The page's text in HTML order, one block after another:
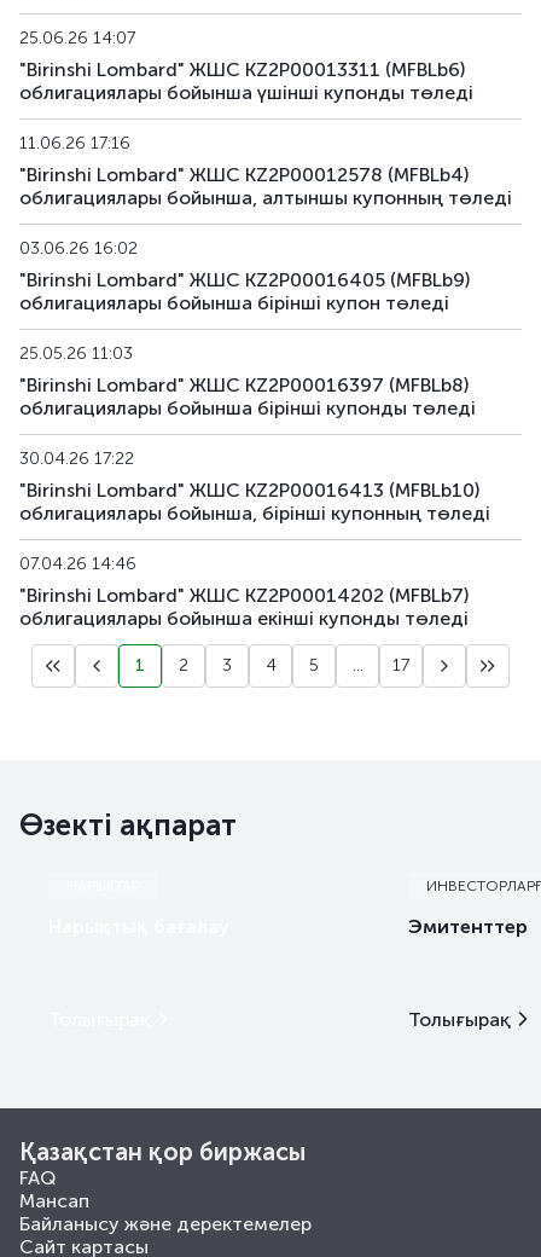
25.06.26 14:07
"Birinshi Lombard" ЖШС KZ2P00013311 (MFBLb6)
облигациялары бойынша үшінші купонды төледі
11.06.26 17:16
"Birinshi Lombard" ЖШС KZ2P00012578 (MFBLb4)
облигациялары бойынша, алтыншы купонның төледi
03.06.26 16:02
"Birinshi Lombard" ЖШС KZ2P00016405 (MFBLb9)
облигациялары бойынша бірiнші купон төледі
25.05.26 11:03
"Birinshi Lombard" ЖШС KZ2P00016397 (MFBLb8)
облигациялары бойынша бірiнші купонды төледі
30.04.26 17:22
"Birinshi Lombard" ЖШС KZ2P00016413 (MFBLb10)
облигациялары бойынша, бiрiншi купонның төледi
07.04.26 14:46
"Birinshi Lombard" ЖШС KZ2P00014202 (MFBLb7)
облигациялары бойынша екінші купонды төледі
1 2 3 4 5 ... 17
Өзекті ақпарат
Эмитенттер
Толығырақ
Қазақстан қор биржасы
FAQ
Мансап
Байланысу және деректемелер
Сайт картасы